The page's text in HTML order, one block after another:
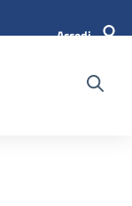
Accedi